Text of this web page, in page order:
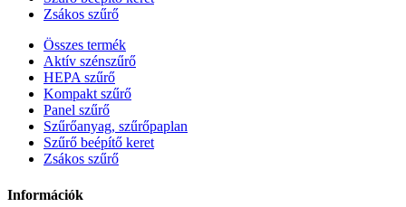
Zsákos szűrő
Összes termék
Aktív szénszűrő
HEPA szűrő
Kompakt szűrő
Panel szűrő
Szűrőanyag, szűrőpaplan
Szűrő beépítő keret
Zsákos szűrő
Információk